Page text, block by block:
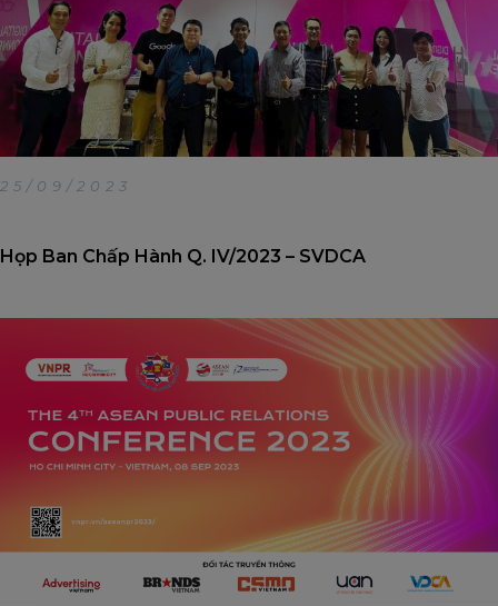
25/09/2023
Họp Ban Chấp Hành Q. IV/2023 – SVDCA